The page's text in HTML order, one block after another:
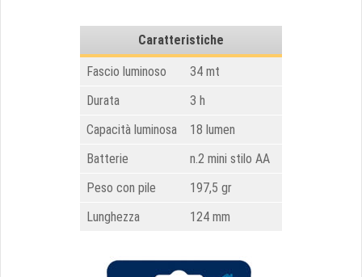
Caratteristiche
Fascio luminoso
34 mt
Durata
3 h
Capacità luminosa
18 lumen
Batterie
n.2 mini stilo AA
Peso con pile
197,5 gr
Lunghezza
124 mm